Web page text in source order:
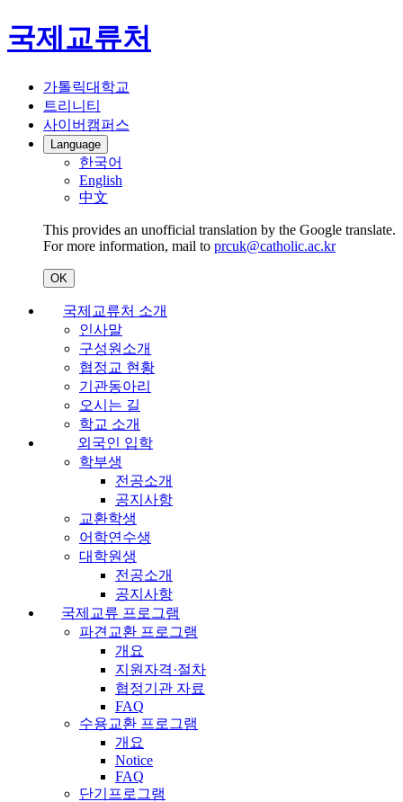
국제교류처
가톨릭대학교
트리니티
사이버캠퍼스
Language
한국어
English
中文
This provides an unofficial translation by the Google translate.
For more information, mail to prcuk@catholic.ac.kr
OK
국제교류처 소개
인사말
구성원소개
협정교 현황
기관동아리
오시는 길
학교 소개
외국인 입학
학부생
전공소개
공지사항
교환학생
어학연수생
대학원생
전공소개
공지사항
국제교류 프로그램
파견교환 프로그램
개요
지원자격·절차
협정기관 자료
FAQ
수용교환 프로그램
개요
Notice
FAQ
단기프로그램